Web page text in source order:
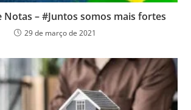
Notas – #Juntos somos mais fortes
29 de março de 2021